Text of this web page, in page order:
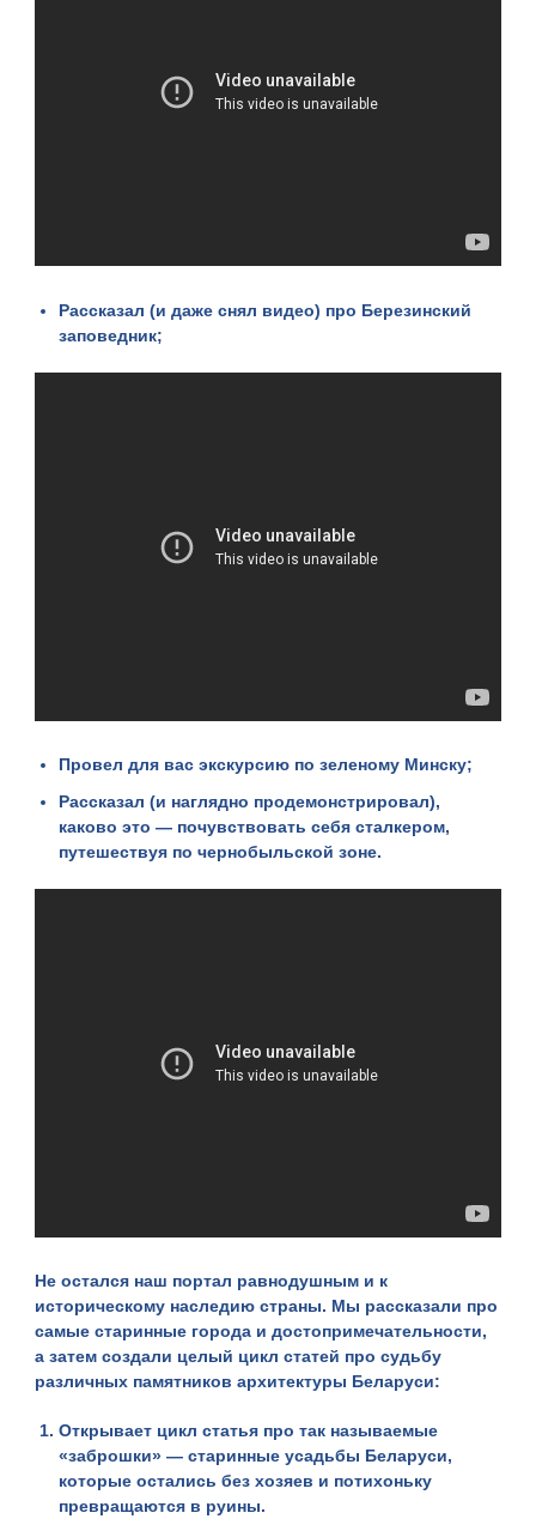
Рассказал (и даже снял видео) про Березинский
заповедник;
Провел для васэкскурсию по зеленому Минску;
Рассказал (и наглядно продемонстрировал),
каково это — почувствовать себя сталкером,
путешествуя по чернобыльской зоне.
Не остался наш портал равнодушным и к
историческому наследию страны. Мы рассказали про
самыестаринные города и достопримечательности,
а затем создали целый цикл статей про судьбу
различных памятников архитектуры Беларуси:
Открывает цикл статья про так называемые
«заброшки» —старинные усадьбы Беларуси,
которые остались без хозяев и потихоньку
превращаются в руины.